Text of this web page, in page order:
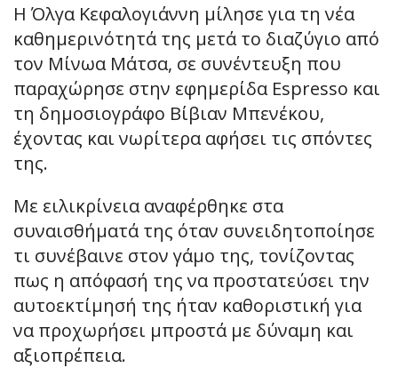
Η Όλγα Κεφαλογιάννη μίλησε για τη νέα
καθημερινότητά της μετά το διαζύγιο από
τον Μίνωα Μάτσα, σε συνέντευξη που
παραχώρησε στην εφημερίδα Espresso και
τη δημοσιογράφο Βίβιαν Μπενέκου,
έχοντας και νωρίτερα αφήσει τις σπόντες
της.
Με ειλικρίνεια αναφέρθηκε στα
συναισθήματά της όταν συνειδητοποίησε
τι συνέβαινε στον γάμο της, τονίζοντας
πως η απόφασή της να προστατεύσει την
αυτοεκτίμησή της ήταν καθοριστική για
να προχωρήσει μπροστά με δύναμη και
αξιοπρέπεια.